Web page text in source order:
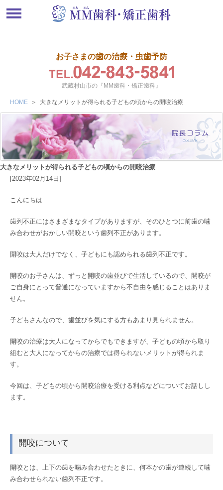
お子さまの歯の治療・虫歯予防
武蔵村山市の『MM歯科・矯正歯科』
HOME ＞ 大きなメリットが得られる子どもの頃からの開咬治療
大きなメリットが得られる子どもの頃からの開咬治療
[2023年02月14日]
こんにちは
歯列不正にはさまざまなタイプがありますが、そのひとつに前歯の噛
み合わせがおかしい開咬という歯列不正があります。
開咬は大人だけでなく、子どもにも認められる歯列不正です。
開咬のお子さんは、ずっと開咬の歯並びで生活しているので、開咬が
ご自身にとって普通になっていますから不自由を感じることはありま
せん。
子どもさんなので、歯並びを気にする方もあまり見られません。
開咬の治療は大人になってからでもできますが、子どもの頃から取り
組むと大人になってからの治療では得られないメリットが得られま
す。
今回は、子どもの頃から開咬治療を受ける利点などについてお話しし
ます。
開咬について
開咬とは、上下の歯を噛み合わせたときに、何本かの歯が連続して噛
み合わせられない歯列不正です。